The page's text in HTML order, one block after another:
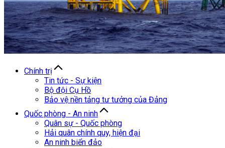
Chính trị
Tin tức - Sự kiện
Bộ đội Cụ Hồ
Bảo vệ nền tảng tư tưởng của Đảng
Quốc phòng - An ninh
Quân sự - Quốc phòng
Hải quân chính quy, hiện đại
An ninh biển đảo